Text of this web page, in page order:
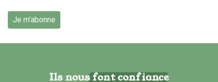
Je m'abonne
Ils nous font confiance